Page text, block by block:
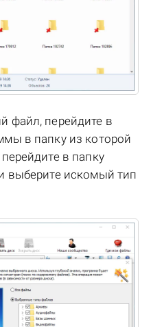
файл, перейдите в
в папку из которой
в папку
выберите искомый тип